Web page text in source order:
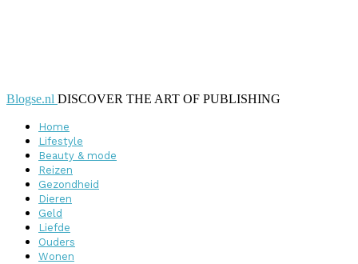
Blogse.nl DISCOVER THE ART OF PUBLISHING
Home
Lifestyle
Beauty & mode
Reizen
Gezondheid
Dieren
Geld
Liefde
Ouders
Wonen